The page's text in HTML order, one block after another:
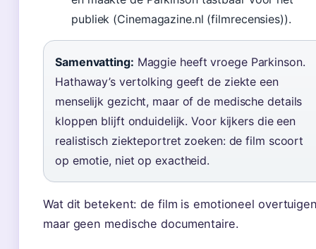
publiek (Cinemagazine.nl (filmrecensies)).
Samenvatting: Maggie heeft vroege Parkinson.
Hathaway’s vertolking geeft de ziekte een
menselijk gezicht, maar of de medische details
kloppen blijft onduidelijk. Voor kijkers die een
realistisch ziekteportret zoeken: de film scoort
op emotie, niet op exactheid.
Wat dit betekent: de film is emotioneel
maar geen medische documentaire.